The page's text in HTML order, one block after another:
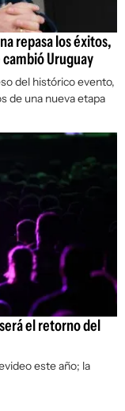
repasa los éxitos,
Uruguay
del histórico evento,
de una nueva etapa
el retorno del
este año; la